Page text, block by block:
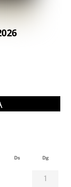
Ds Dg
1